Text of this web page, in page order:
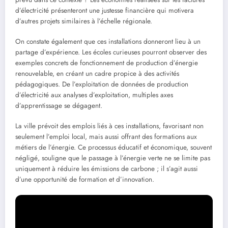
d’électricité présenteront une justesse financière qui motivera
d’autres projets similaires à l’échelle régionale.
On constate également que ces installations donneront lieu à un
partage d’expérience. Les écoles curieuses pourront observer des
exemples concrets de fonctionnement de production d’énergie
renouvelable, en créant un cadre propice à des activités
pédagogiques. De l’exploitation de données de production
d’électricité aux analyses d’exploitation, multiples axes
d’apprentissage se dégagent.
La ville prévoit des emplois liés à ces installations, favorisant non
seulement l’emploi local, mais aussi offrant des formations aux
métiers de l’énergie. Ce processus éducatif et économique, souvent
négligé, souligne que le passage à l’énergie verte ne se limite pas
uniquement à réduire les émissions de carbone ; il s’agit aussi
d’une opportunité de formation et d’innovation.